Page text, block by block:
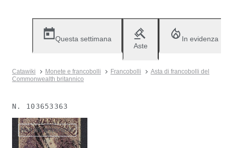
Questa settimana
Aste
In evidenza
Catawiki Monete e francobolli Francobolli
Asta di francobolli del
Commonwealth britannico
N. 103653363
Non più disponibile